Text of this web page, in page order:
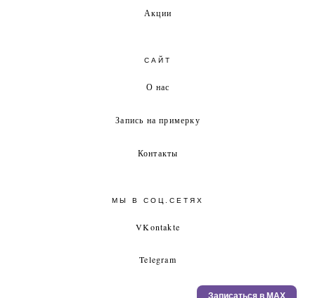
Записаться в MAX
Акции
САЙТ
О нас
Запись на примерку
Контакты
МЫ В СОЦ.СЕТЯХ
VKontakte
Telegram